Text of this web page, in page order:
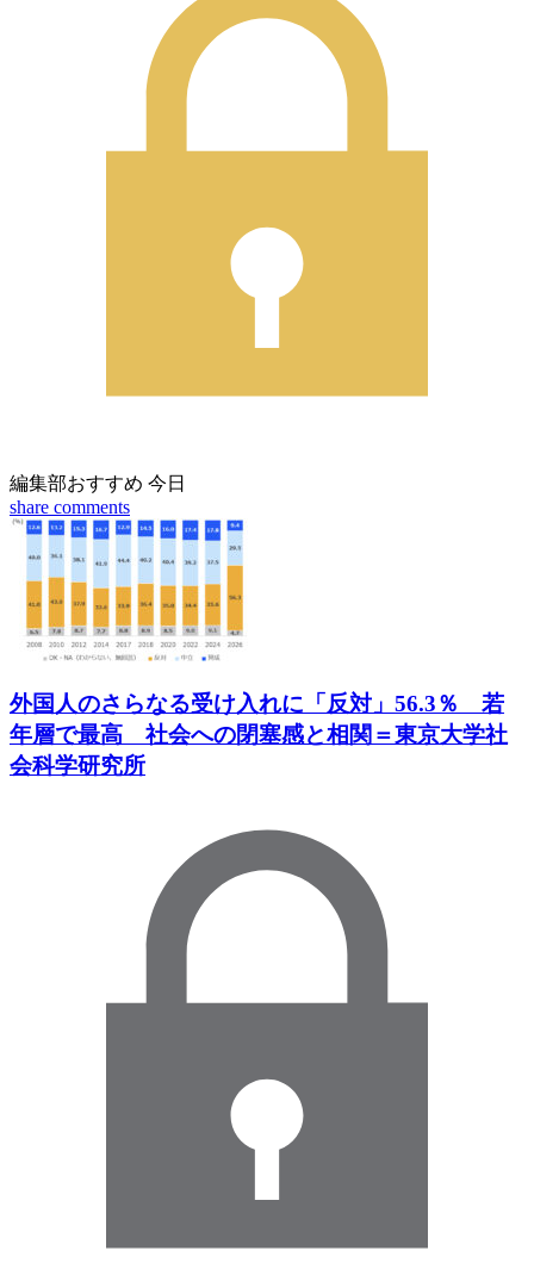
編集部おすすめ 今日
share comments
外国人のさらなる受け入れに「反対」56.3％ 若
年層で最高 社会への閉塞感と相関＝東京大学社
会科学研究所